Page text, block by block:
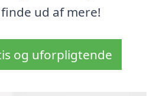
ud af mere!
og uforpligtende